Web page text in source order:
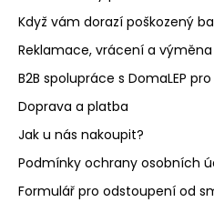
Když vám dorazí poškozený
Reklamace, vrácení a
B2B spolupráce s DomaLEP
Doprava a platba
Jak u nás nakoupit?
Podmínky ochrany osobních
Formulář pro odstoupení od